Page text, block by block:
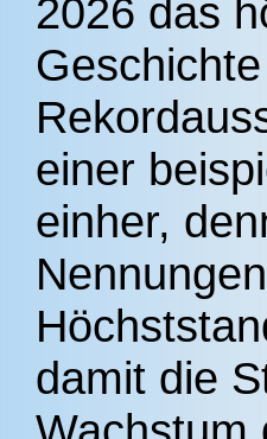
2026 das
einer
einher,
damit die